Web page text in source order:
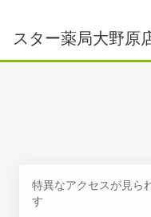
スター薬局大野原
特異なアクセスが見ら
す